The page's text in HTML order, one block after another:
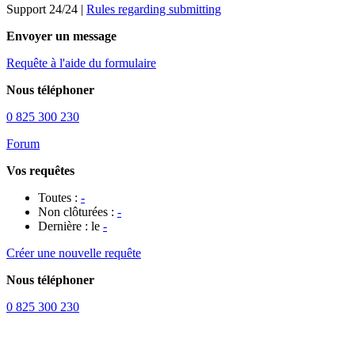
Support 24/24 | Rules regarding submitting
Envoyer un message
Requête à l'aide du formulaire
Nous téléphoner
0 825 300 230
Forum
Vos requêtes
Toutes : -
Non clôturées : -
Dernière : le -
Créer une nouvelle requête
Nous téléphoner
0 825 300 230